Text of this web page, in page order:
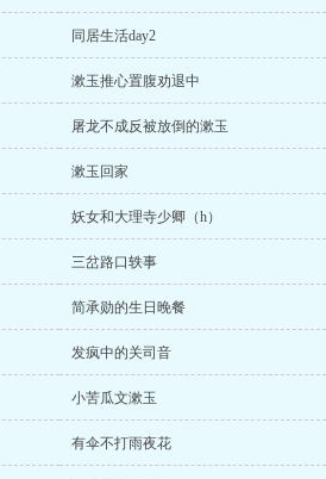
同居生活day2
漱玉推心置腹劝退中
屠龙不成反被放倒的漱玉
漱玉回家
妖女和大理寺少卿（h）
三岔路口轶事
简承勋的生日晚餐
发疯中的关司音
小苦瓜文漱玉
有伞不打雨夜花